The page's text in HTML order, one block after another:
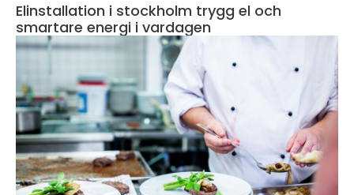
Elinstallation i stockholm trygg el och
smartare energi i vardagen